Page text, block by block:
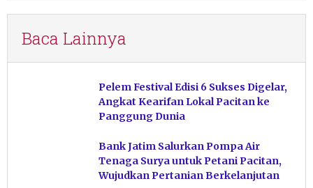
Baca Lainnya
Pelem Festival Edisi 6 Sukses Digelar,
Angkat Kearifan Lokal Pacitan ke
Panggung Dunia
Bank Jatim Salurkan Pompa Air
Tenaga Surya untuk Petani Pacitan,
Wujudkan Pertanian Berkelanjutan